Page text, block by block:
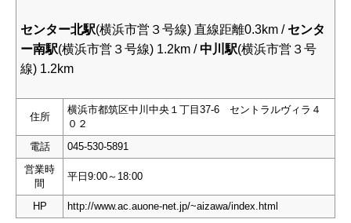
センター北駅(横浜市営３号線) 直線距離0.3km / センタ
ー南駅(横浜市営３号線) 1.2km /中 川駅(横浜市営３号
線) 1.2km
住所
横浜市都筑区中川中央１丁目37-6 セントラルヴィラ４
０２
電話
045-530-5891
営業時
間
平日9:00～18:00
HP http://www.ac.auone-net.jp/~aizawa/index.html